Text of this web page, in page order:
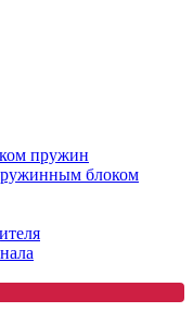
пружин
блоком